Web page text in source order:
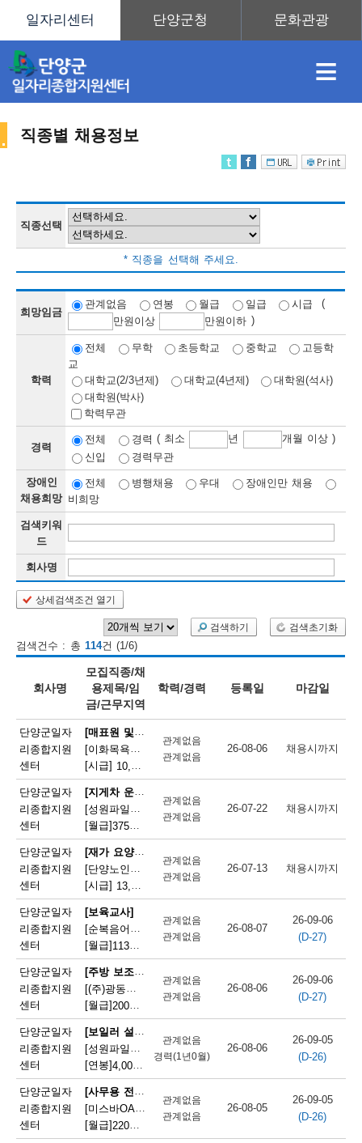
≡
보
보
련
정
우
미
내
직종별 채용정보
직종선택
* 직종을 선택해 주세요.
희망임금
관계없음 연봉 월급 일급 시급
(
만원이상 만원이하 )
학력
전체 무학 초등학교 중학교
고등학
교
대학교(2/3년제)
대학교(4년제)
대학원(석사)
대학원(박사)
학력무관
경력
전체 경력 ( 최소 년
개월 이상 )
신입
경력무관
장애인
채용희망
전체 병행채용 우대
장애인만 채용
비희망
검색키워
드
회사명
상세검색조건 열기
검색하기 검색초기화
검색건수 : 총 114건 (1/6)
회사명
모집직종/채
용제목/임
금/근무지역
학력/경력 등록일 마감일
단양군일자
리종합지원
센터
[매표원 및 복권 판매원]
[이화목욕탕찜질방] 이화파크텔 카운터 직원 모집
[시급] 10,320원 |
관계없음
관계없음
26-08-06 채용시까지
단양군일자
리종합지원
센터
[지게차 운전원]
[성원파일주식회사] 지게차 운전원 채용(16톤 운전 가능자 / 정규직)
[월급]375만원
관계없음
관계없음
26-07-22 채용시까지
단양군일자
리종합지원
센터
[재가 요양보호사]
[단양노인재가복지센터] 단양노인재가복지센터 방문요양보호사 모집
[시급] 13,100원 |
관계없음
관계없음
26-07-13 채용시까지
단양군일자
리종합지원
센터
[보육교사]
[순복음어린이집] 순복음어린이집 보육교사(오전보조) 모집
[월급] 113만원
관계없음
관계없음
26-08-07
26-09-06
(D-27)
단양군일자
리종합지원
센터
[주방 보조원]
[(주)광동유통] 세척(설거지) 직원 모집(고속도로휴게소)
[월급] 200만원
관계없음
관계없음
26-08-06
26-09-06
(D-27)
단양군일자
리종합지원
센터
[보일러 설치 및 정비원]
[성원파일주식회사]공장 보일러기사 채용 (에너지자격 우대 / 정규직)
[연봉]4,000만원 충청북도 단양군 매포읍 단양산업단지2로 47
관계없음
경력(1년0월)
26-08-06
26-09-05
(D-26)
단양군일자
리종합지원
센터
[사무용 전자기기 설치 및 수리원(컴퓨터 제외)]
[미스바OA] 사무기기 서비스 직원 모집
[월급] 220만원
관계없음
관계없음
26-08-05
26-09-05
(D-26)
채
용
보
오
등
채
용
정
보
오
늘
마
감
되
는
채
용
정
보
단
양